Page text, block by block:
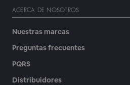
ACERCA DE NOSOTROS
Nuestras marcas
Preguntas frecuentes
PQRS
Distribuidores